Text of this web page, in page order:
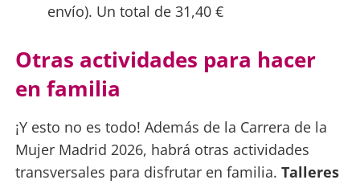
envío). Un total de 31,40 €
Otras actividades para hacer
en familia
¡Y esto no es todo! Además de la Carrera de la
Mujer Madrid 2026, habrá otras actividades
transversales para disfrutar en familia. Talleres